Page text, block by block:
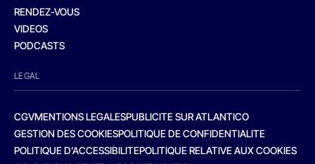
RENDEZ-VOUS
VIDEOS
PODCASTS
LEGAL
CGVMENTIONS LEGALESPUBLICITE SUR ATLANTICO
GESTION DES COOKIESPOLITIQUE DE CONFIDENTIALITE
POLITIQUE D’ACCESSIBILITEPOLITIQUE RELATIVE AUX COOKIES